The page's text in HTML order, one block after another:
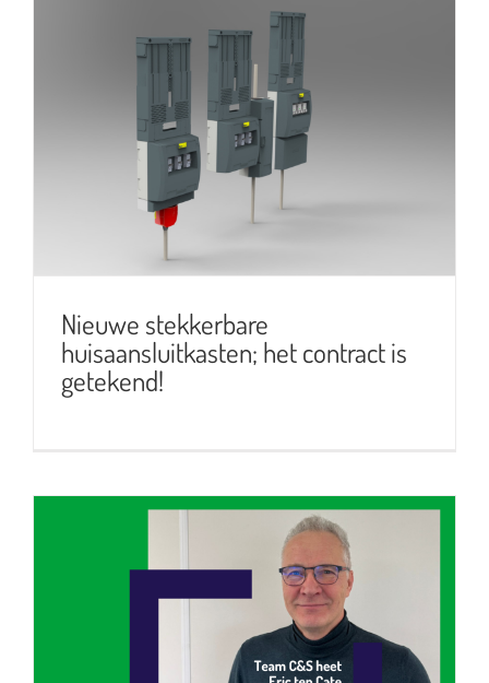
Nieuwe stekkerbare
huisaansluitkasten; het contract is
getekend!
Nieuwe stekkerbare
huisaansluitkasten; het contract is
getekend!
Nieuwe medewerker Eric ten Cate